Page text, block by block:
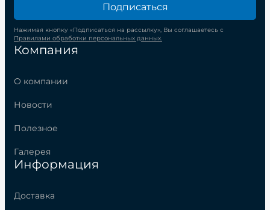
Компания
О компании
Новости
Полезное
Галерея
Информация
Доставка
Подписаться
Нажимая кнопку «Подписаться на рассылку», Вы соглашаетесь с
Правилами обработки персональных данных.